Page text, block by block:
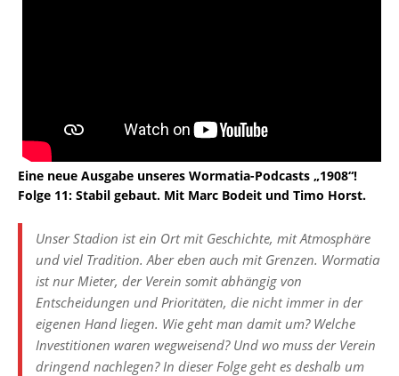
Eine neue Ausgabe unseres Wormatia-Podcasts „1908“!
Folge 11: Stabil gebaut. Mit Marc Bodeit und Timo Horst.
Unser Stadion ist ein Ort mit Geschichte, mit Atmosphäre
und viel Tradition. Aber eben auch mit Grenzen. Wormatia
ist nur Mieter, der Verein somit abhängig von
Entscheidungen und Prioritäten, die nicht immer in der
eigenen Hand liegen. Wie geht man damit um? Welche
Investitionen waren wegweisend? Und wo muss der Verein
dringend nachlegen? In dieser Folge geht es deshalb um